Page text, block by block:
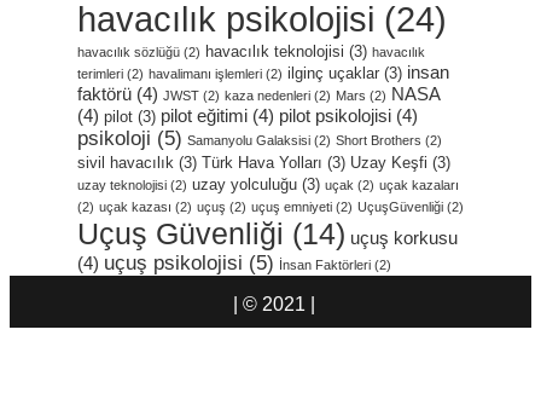
havacılık psikolojisi (24)
havacılık sözlüğü (2) havacılık teknolojisi (3) havacılık
terimleri (2) havalimanı işlemleri (2) ilginç uçaklar (3) insan
faktörü (4) JWST (2) kaza nedenleri (2) Mars (2) NASA
(4) pilot (3) pilot eğitimi (4) pilot psikolojisi (4)
psikoloji (5) Samanyolu Galaksisi (2) Short Brothers (2)
sivil havacılık (3) Türk Hava Yolları (3) Uzay Keşfi (3)
uzay teknolojisi (2) uzay yolculuğu (3) uçak (2) uçak kazaları
(2) uçak kazası (2) uçuş (2) uçuş emniyeti (2) UçuşGüvenliği (2)
Uçuş Güvenliği (14) uçuş korkusu
(4) uçuş psikolojisi (5) İnsan Faktörleri (2)
| © 2021 |